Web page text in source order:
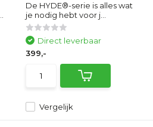
De HYDE®-serie is alles wat
je nodig hebt voor j...
Vergelijk
Direct leverbaar
399,-